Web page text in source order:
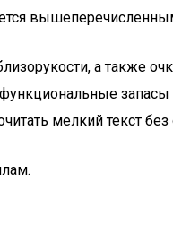
а также
запасы
мелкий текст без